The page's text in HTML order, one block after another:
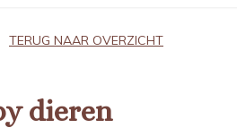
dieren
TERUG NAAR OVERZICHT